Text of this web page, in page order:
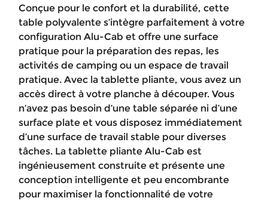
Conçue pour le confort et la durabilité, cette
table polyvalente s’intègre parfaitement à votre
configuration Alu-Cab et offre une surface
pratique pour la préparation des repas, les
activités de camping ou un espace de travail
pratique. Avec la tablette pliante, vous avez un
accès direct à votre planche à découper. Vous
n’avez pas besoin d’une table séparée ni d’une
surface plate et vous disposez immédiatement
d’une surface de travail stable pour diverses
tâches. La tablette pliante Alu-Cab est
ingénieusement construite et présente une
conception intelligente et peu encombrante
pour maximiser la fonctionnalité de votre